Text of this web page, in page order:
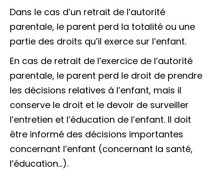
Dans le cas d’un retrait de l’autorité
parentale, le parent perd la totalité ou une
partie des droits qu’il exerce sur l’enfant.
En cas de retrait de l’exercice de l’autorité
parentale, le parent perd le droit de prendre
les décisions relatives à l’enfant, mais il
conserve le droit et le devoir de surveiller
l’entretien et l’éducation de l’enfant. Il doit
être informé des décisions importantes
concernant l’enfant (concernant la santé,
l’éducation…).